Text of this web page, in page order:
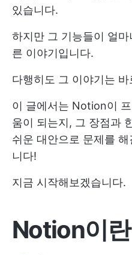
있습니다.
하지만 그 기능들이 얼
른 이야기입니다.
다행히도 그 이야기는
이 글에서는 Notion이
움이 되는지, 그 장점과
쉬운 대안으로 문제를
니다!
지금 시작해보겠습니다.
Notion이